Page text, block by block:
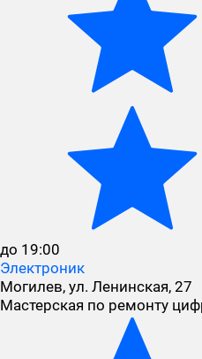
до 19:00
Электроник
Могилев, ул. Ленинская, 27
Мастерская по ремонту